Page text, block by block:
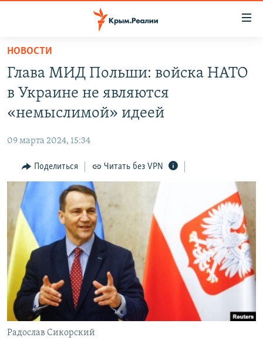
Вернуться
основному
содержанию
Вернутся
главной
навигации
Вернутся
поиску
СПЕЦПРОЕКТЫ
11 ЛЕТ ОККУПАЦИИ КРЫМА. 11 ИСТОРИЙ СОПРОТИВЛЕНИЯ
ВОДА
ЕЩЕ
ИНТЕРАКТИВ
ИНФОГРАФИКА
ТЕЛЕПРОЕКТ КРЫМ.РЕАЛИИ
СОВЕТЫ ПРАВОЗАЩИТНИКОВ
ПРОПАВШИЕ БЕЗ ВЕСТИ
ПОБЕДИТЕЛЕЙ НЕ СУДЯТ?
КРЫМ.НЕПОКОРЕННЫЙ
ELIFBE
УКРАИНСКАЯ ПРОБЛЕМА КРЫМА
РАДІО СВОБОДА
КАК ОБОЙТИ БЛОКИРОВКУ
Українською
Qırımtatar
ПРИСОЕДИНЯЙТЕСЬ!
НОВОСТИ
Глава МИД Польши: войска НАТО
в Украине не являются
«немыслимой» идеей
09 марта 2024, 15:34
Поделиться Читать без VPN
Радослав Сикорский